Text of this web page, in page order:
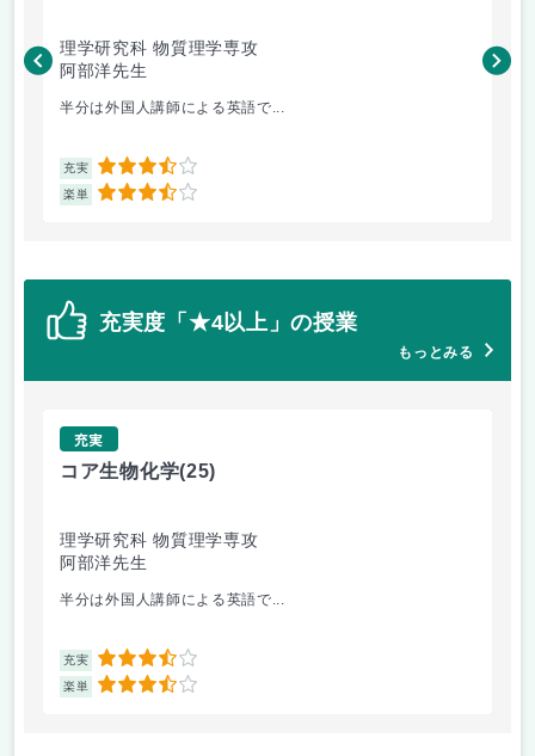
理学研究科 物質理学専攻
阿部洋先生
半分は外国人講師による英語で...
充実 3.5
楽単 3.5
岩
充実度「★4以上」の授業
もっとみる
充実
コア生物化学(25)
理学研究科 物質理学専攻
阿部洋先生
半分は外国人講師による英語で...
充実 3.5
楽単 3.5